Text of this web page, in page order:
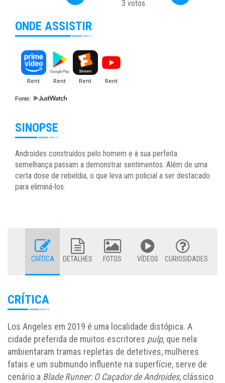
3 votos
ONDE ASSISTIR
Fonte:
SINOPSE
Androides construídos pelo homem e à sua perfeita
semelhança passam a demonstrar sentimentos. Além de uma
certa dose de rebeldia, o que leva um policial a ser destacado
para eliminá-los.
CRÍTICA DETALHES FOTOS VÍDEOS CURIOSIDADES
CRÍTICA
Los Angeles em 2019 é uma localidade distópica. A
cidade preferida de muitos escritores pulp, que nela
ambientaram tramas repletas de detetives, mulheres
fatais e um submundo influente na superfície, serve de
cenário a Blade Runner: O Caçador de Androides, clássico